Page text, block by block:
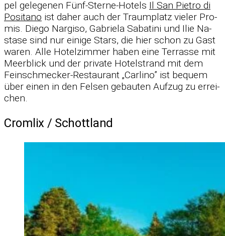
pel ge­le­ge­nen Fünf-Sterne-Ho­tels Il San Pie­tro di
Po­si­tano ist da­her auch der Traum­platz vie­ler Pro­
mis. Diego Nar­giso, Ga­briela Sa­ba­tini und Ilie Na­
stase sind nur ei­nige Stars, die hier schon zu Gast
wa­ren. Alle Ho­tel­zim­mer ha­ben eine Ter­rasse mit
Meer­blick und der pri­vate Ho­tel­strand mit dem
Fein­schme­cker-Re­stau­rant „Car­lino” ist be­quem
über ei­nen in den Fel­sen ge­bau­ten Auf­zug zu er­rei­
chen.
Cromlix /​ Schottland